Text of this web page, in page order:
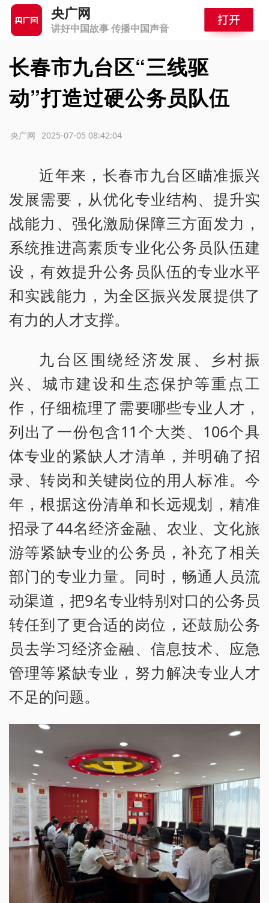
央广网
讲好中国故事 传播中国声音
长春市九台区“三线驱
动”打造过硬公务员队伍
2025-07-05 08:42:04
央广网
近年来，长春市九台区瞄准振兴
发展需要，从优化专业结构、提升实
战能力、强化激励保障三方面发力，
系统推进高素质专业化公务员队伍建
设，有效提升公务员队伍的专业水平
和实践能力，为全区振兴发展提供了
有力的人才支撑。
九台区围绕经济发展、乡村振
兴、城市建设和生态保护等重点工
作，仔细梳理了需要哪些专业人才，
列出了一份包含11个大类、106个具
体专业的紧缺人才清单，并明确了招
录、转岗和关键岗位的用人标准。今
年，根据这份清单和长远规划，精准
招录了44名经济金融、农业、文化旅
游等紧缺专业的公务员，补充了相关
部门的专业力量。同时，畅通人员流
动渠道，把9名专业特别对口的公务员
转任到了更合适的岗位，还鼓励公务
员去学习经济金融、信息技术、应急
管理等紧缺专业，努力解决专业人才
不足的问题。